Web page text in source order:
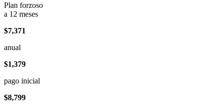
Plan forzoso
a 12 meses
$7,371
anual
$1,379
pago inicial
$8,799